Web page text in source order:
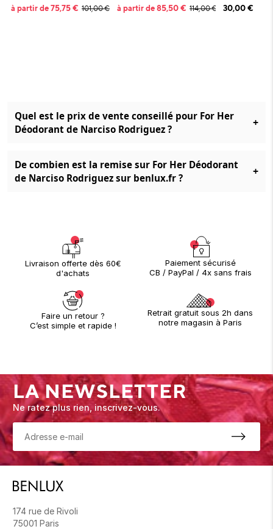
à partir de75,75€ 101,00€
à partir de85,50€ 114,00€
30,00€
Quel est le prix de vente conseillé pour For Her
Déodorant de Narciso Rodriguez ?
+
De combien est la remise sur For Her Déodorant
de Narciso Rodriguez sur benlux.fr ?
+
Livraison offerte dès 60€
d'achats
Paiement sécurisé
CB / PayPal / 4x sans frais
Faire un retour ?
C’est simple et rapide !
Retrait gratuit sous 2h dans
notre magasin à Paris
LA NEWSLETTER
Ne ratez plus rien, inscrivez-vous.
174 rue de Rivoli
75001 Paris